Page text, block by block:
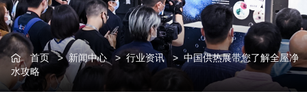
首页>新闻中心>行业资讯> 中国供热展带您了解全屋净
水攻略